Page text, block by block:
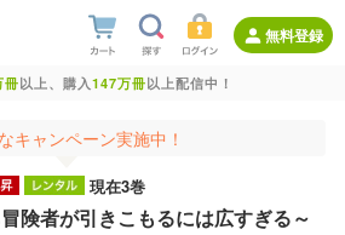
無料登録
冊以上、購入147万冊以上配信中！
キャンペーン実施中！
現在3巻
険者が引きこもるには広すぎる～